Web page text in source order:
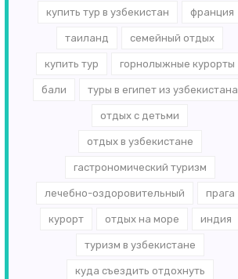
купить тур в узбекистан франция
таиланд семейный отдых
купить тур горнолыжные курорты
бали туры в египет из узбекистана
отдых с детьми
отдых в узбекистане
гастрономический туризм
лечебно-оздоровительный прага
курорт отдых на море индия
туризм в узбекистане
куда съездить отдохнуть